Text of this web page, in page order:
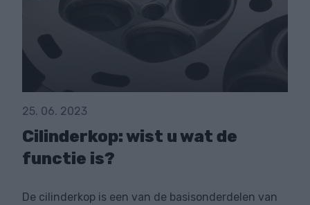
25. 06. 2023
Cilinderkop: wist u wat de
functie is?
De cilinderkop is een van de basisonderdelen van